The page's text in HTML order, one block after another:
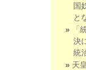
国
と
「
決
統
天